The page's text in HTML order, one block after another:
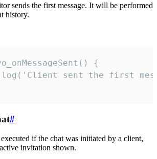
sends the first message. It will be performed
history.
{
sent the first
#
if the chat was initiated by a client,
invitation shown.